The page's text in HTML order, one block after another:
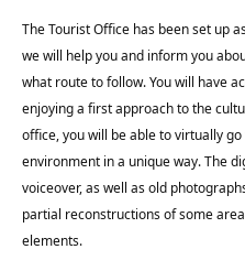
The Tourist Office has been set up
we will help you and inform you
what route to follow. You will have
enjoying a first approach to the
office, you will be able to virtually
environment in a unique way. The
voiceover, as well as old
partial reconstructions of some
elements.